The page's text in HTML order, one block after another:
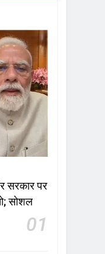
सरकार पर
सोशल
01